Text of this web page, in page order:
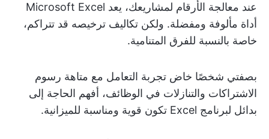
عند معالجة الأرقام لمشاريعك، يعد Microsoft Excel
أداة مألوفة ومفضلة. ولكن تكاليف ترخيصه قد تتراكم،
خاصة بالنسبة للفرق المتنامية.
بصفتي شخصًا خاض تجربة التعامل مع متاهة رسوم
الاشتراكات والتنازلات في الوظائف، أفهم الحاجة إلى
بدائل لبرنامج Excel تكون قوية ومناسبة للميزانية.